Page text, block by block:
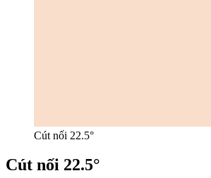
Cút nối 22.5°
Cút nối 22.5°